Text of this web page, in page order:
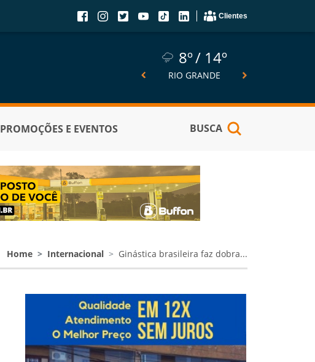
Clientes
8º 14º
RIO GRANDE
PROMOÇÕES E EVENTOS BUSCA
Home Internacional Ginástica brasileira faz dobra...